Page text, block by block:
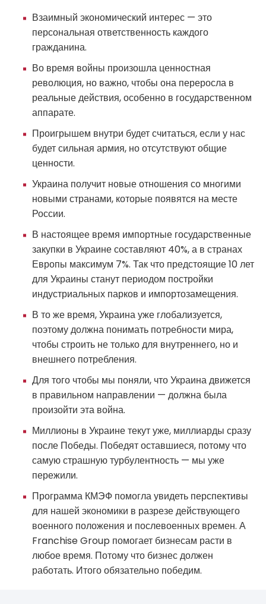
Взаимный экономический интерес — это
персональная ответственность каждого
гражданина.
Во время войны произошла ценностная
революция, но важно, чтобы она переросла в
реальные действия, особенно в государственном
аппарате.
Проигрышем внутри будет считаться, если у нас
будет сильная армия, но отсутствуют общие
ценности.
Украина получит новые отношения со многими
новыми странами, которые появятся на месте
России.
В настоящее время импортные государственные
закупки в Украине составляют 40%, а в странах
Европы максимум 7%. Так что предстоящие 10 лет
для Украины станут периодом постройки
индустриальных парков и импортозамещения.
В то же время, Украина уже глобализуется,
поэтому должна понимать потребности мира,
чтобы строить не только для внутреннего, но и
внешнего потребления.
Для того чтобы мы поняли, что Украина движется
в правильном направлении — должна была
произойти эта война.
Миллионы в Украине текут уже, миллиарды сразу
после Победы. Победят оставшиеся, потому что
самую страшную турбулентность — мы уже
пережили.
Программа КМЭФ помогла увидеть перспективы
для нашей экономики в разрезе действующего
военного положения и послевоенных времен. А
Franchise Group помогает бизнесам расти в
любое время. Потому что бизнес должен
работать. Итого обязательно победим.